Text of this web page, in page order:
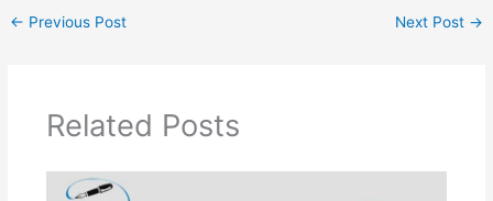
← Previous Post Next Post →
Related Posts